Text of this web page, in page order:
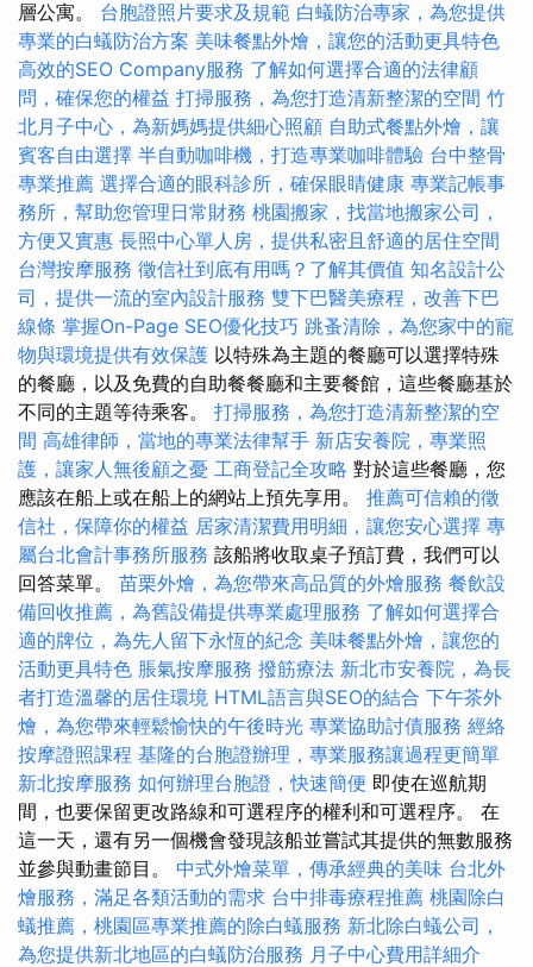
層公寓。 台胞證照片要求及規範 白蟻防治專家，為您提供
專業的白蟻防治方案 美味餐點外燴，讓您的活動更具特色
高效的SEO Company服務 了解如何選擇合適的法律顧
問，確保您的權益 打掃服務，為您打造清新整潔的空間 竹
北月子中心，為新媽媽提供細心照顧 自助式餐點外燴，讓
賓客自由選擇 半自動咖啡機，打造專業咖啡體驗 台中整骨
專業推薦 選擇合適的眼科診所，確保眼睛健康 專業記帳事
務所，幫助您管理日常財務 桃園搬家，找當地搬家公司，
方便又實惠 長照中心單人房，提供私密且舒適的居住空間
台灣按摩服務 徵信社到底有用嗎？了解其價值 知名設計公
司，提供一流的室內設計服務 雙下巴醫美療程，改善下巴
線條 掌握On-Page SEO優化技巧 跳蚤清除，為您家中的寵
物與環境提供有效保護 以特殊為主題的餐廳可以選擇特殊
的餐廳，以及免費的自助餐餐廳和主要餐館，這些餐廳基於
不同的主題等待乘客。 打掃服務，為您打造清新整潔的空
間 高雄律師，當地的專業法律幫手 新店安養院，專業照
護，讓家人無後顧之憂 工商登記全攻略 對於這些餐廳，您
應該在船上或在船上的網站上預先享用。 推薦可信賴的徵
信社，保障你的權益 居家清潔費用明細，讓您安心選擇 專
屬台北會計事務所服務 該船將收取桌子預訂費，我們可以
回答菜單。 苗栗外燴，為您帶來高品質的外燴服務 餐飲設
備回收推薦，為舊設備提供專業處理服務 了解如何選擇合
適的牌位，為先人留下永恆的紀念 美味餐點外燴，讓您的
活動更具特色 脹氣按摩服務 撥筋療法 新北市安養院，為長
者打造溫馨的居住環境 HTML語言與SEO的結合 下午茶外
燴，為您帶來輕鬆愉快的午後時光 專業協助討債服務 經絡
按摩證照課程 基隆的台胞證辦理，專業服務讓過程更簡單
新北按摩服務 如何辦理台胞證，快速簡便 即使在巡航期
間，也要保留更改路線和可選程序的權利和可選程序。 在
這一天，還有另一個機會發現該船並嘗試其提供的無數服務
並參與動畫節目。 中式外燴菜單，傳承經典的美味 台北外
燴服務，滿足各類活動的需求 台中排毒療程推薦 桃園除白
蟻推薦，桃園區專業推薦的除白蟻服務 新北除白蟻公司，
為您提供新北地區的白蟻防治服務 月子中心費用詳細介